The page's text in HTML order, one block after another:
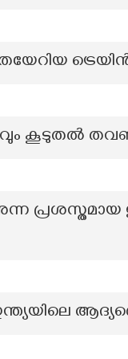
കൂടുതല്‍
ഇന്ത്യയിലെ